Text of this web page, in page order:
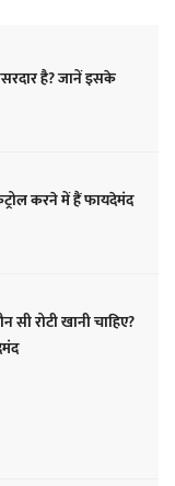
है? जानें इसके
करने में हैं फायदेमंद
सी रोटी खानी चाहिए?